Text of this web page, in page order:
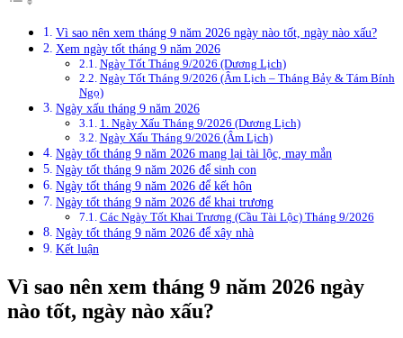
Vì sao nên xem tháng 9 năm 2026 ngày nào tốt, ngày nào xấu?
Xem ngày tốt tháng 9 năm 2026
Ngày Tốt Tháng 9/2026 (Dương Lịch)
Ngày Tốt Tháng 9/2026 (Âm Lịch – Tháng Bảy & Tám Bính
Ngọ)
Ngày xấu tháng 9 năm 2026
1. Ngày Xấu Tháng 9/2026 (Dương Lịch)
Ngày Xấu Tháng 9/2026 (Âm Lịch)
Ngày tốt tháng 9 năm 2026 mang lại tài lộc, may mắn
Ngày tốt tháng 9 năm 2026 để sinh con
Ngày tốt tháng 9 năm 2026 để kết hôn
Ngày tốt tháng 9 năm 2026 để khai trương
Các Ngày Tốt Khai Trương (Cầu Tài Lộc) Tháng 9/2026
Ngày tốt tháng 9 năm 2026 để xây nhà
Kết luận
Vì sao nên xem tháng 9 năm 2026 ngày
nào tốt, ngày nào xấu?